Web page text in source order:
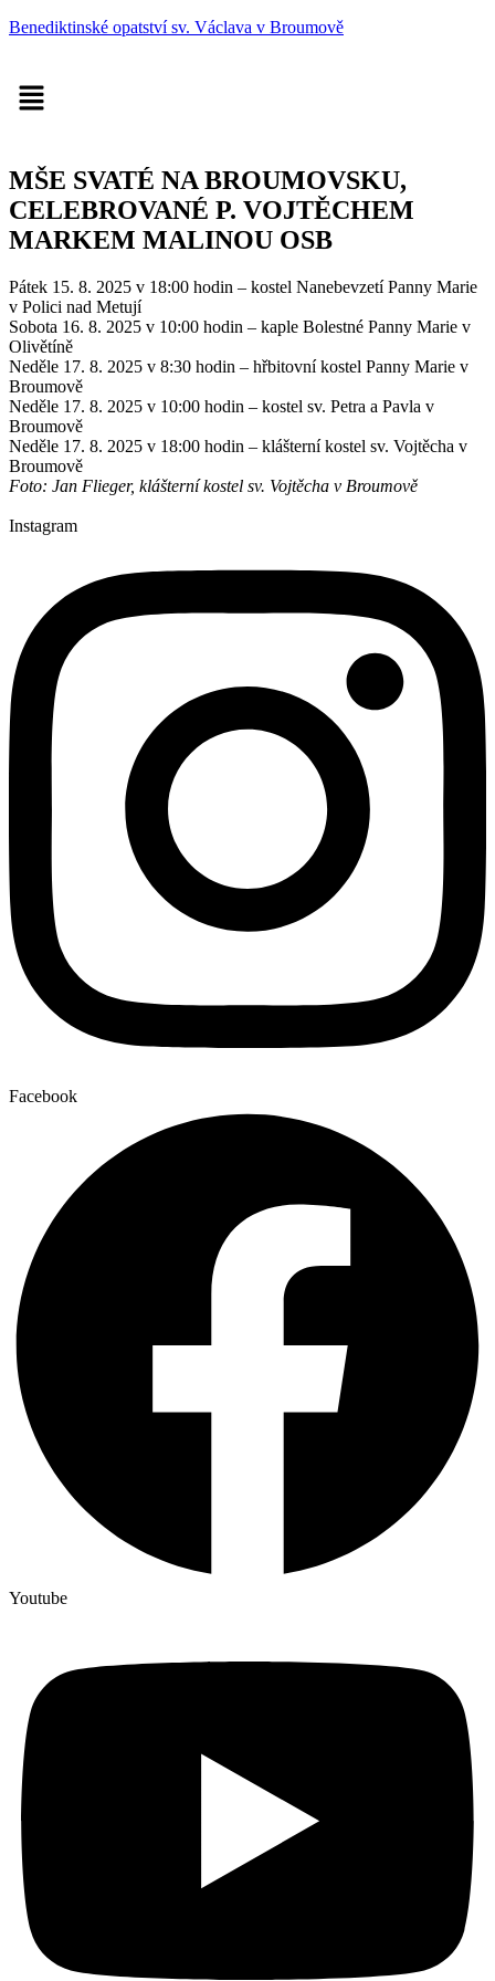
Benediktinské opatství sv. Václava v Broumově
Menu
MŠE SVATÉ NA BROUMOVSKU,
CELEBROVANÉ P. VOJTĚCHEM
MARKEM MALINOU OSB
Pátek 15. 8. 2025 v 18:00 hodin – kostel Nanebevzetí Panny Marie
v Polici nad Metují
Sobota 16. 8. 2025 v 10:00 hodin – kaple Bolestné Panny Marie v
Olivětíně
Neděle 17. 8. 2025 v 8:30 hodin – hřbitovní kostel Panny Marie v
Broumově
Neděle 17. 8. 2025 v 10:00 hodin – kostel sv. Petra a Pavla v
Broumově
Neděle 17. 8. 2025 v 18:00 hodin – klášterní kostel sv. Vojtěcha v
Broumově
Foto: Jan Flieger, klášterní kostel sv. Vojtěcha v Broumově
Instagram
Facebook
Youtube